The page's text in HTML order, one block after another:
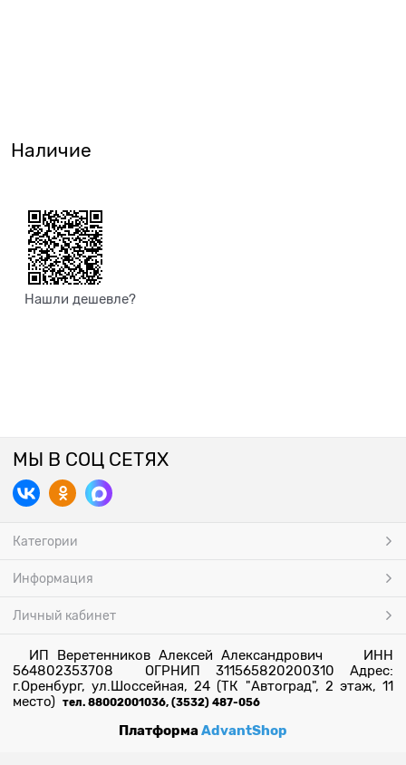
Наличие
Нашли дешевле?
МЫ В СОЦ СЕТЯХ
Категории
Информация
Личный кабинет
ИП Веретенников Алексей Александрович ИНН
564802353708 ОГРНИП 311565820200310 Адрес:
г.Оренбург, ул.Шоссейная, 24 (ТК "Автоград", 2 этаж, 11
место) тел. 88002001036, (3532) 487-056
ПлатформаAdvantShop